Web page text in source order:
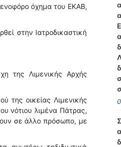
όχημα του ΕΚΑΒ,
στην Ιατροδικαστική
της Λιμενικής Αρχής
της οικείας Λιμενικής
νότιου λιμένα Πάτρας,
σε άλλο πρόσωπο, με